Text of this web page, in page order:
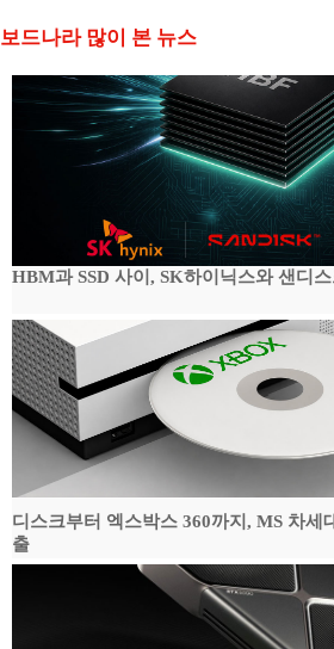
보드나라 많이 본 뉴스
HBM과 SSD 사이, SK하이닉스와 샌디
디스크부터 엑스박스 360까지, MS 차세
출